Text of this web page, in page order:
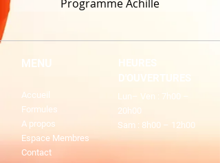
Programme Achille
MENU
Accueil
Formules
A propos
Espace Membres
Contact
HEURES
D'OUVERTURES
Lun– Ven : 7h00 –
20h00
Sam : 8h00 – 12h00